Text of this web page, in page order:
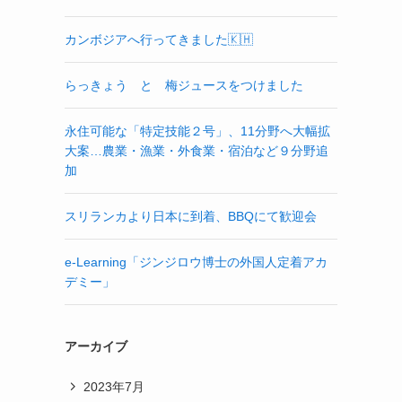
カンボジアへ行ってきました🇰🇭
らっきょう と 梅ジュースをつけました
永住可能な「特定技能２号」、11分野へ大幅拡
大案…農業・漁業・外食業・宿泊など９分野追
加
スリランカより日本に到着、BBQにて歓迎会
e-Learning「ジンジロウ博士の外国人定着アカ
デミー」
アーカイブ
2023年7月